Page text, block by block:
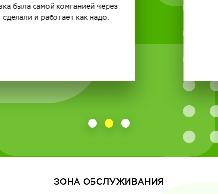
ЗОНА ОБСЛУЖИВАНИЯ